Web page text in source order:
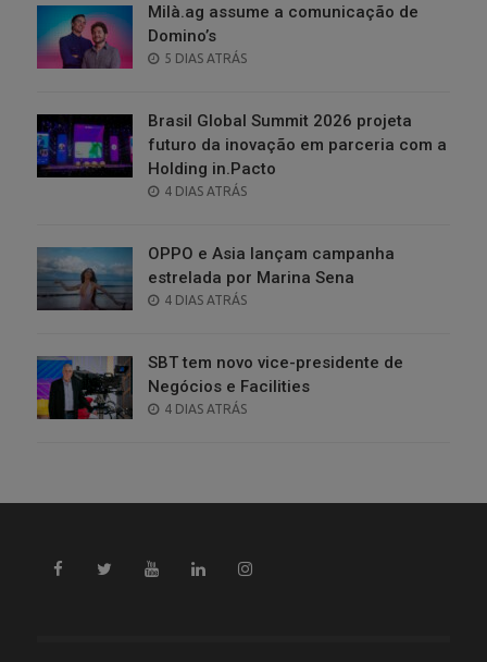
Milà.ag assume a comunicação de
Domino’s
POSTED
5 DIAS ATRÁS
Brasil Global Summit 2026 projeta
futuro da inovação em parceria com a
Holding in.Pacto
POSTED
4 DIAS ATRÁS
OPPO e Asia lançam campanha
estrelada por Marina Sena
POSTED
4 DIAS ATRÁS
SBT tem novo vice-presidente de
Negócios e Facilities
POSTED
4 DIAS ATRÁS